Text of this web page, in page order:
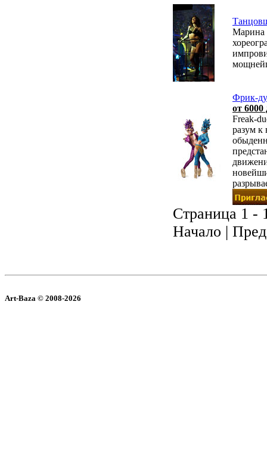
Марина
Фрик-
от 6000
Freak-
разум к
Страница 1 -
Начало |
Art-Baza © 2008-2026